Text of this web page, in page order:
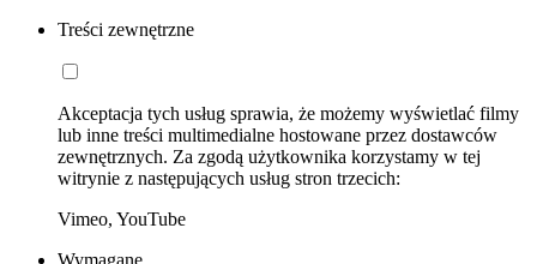
Treści zewnętrzne
Akceptacja tych usług sprawia, że możemy wyświetlać filmy
lub inne treści multimedialne hostowane przez dostawców
zewnętrznych. Za zgodą użytkownika korzystamy w tej
witrynie z następujących usług stron trzecich:
Vimeo, YouTube
Wymagane